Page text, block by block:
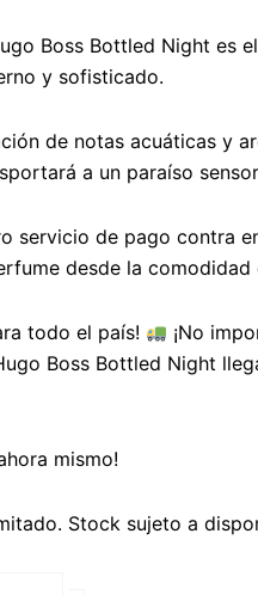
Boss Bottled Night es
y sofisticado.
de notas acuáticas y
a un paraíso
servicio de pago contra
desde la comodidad
todo el país!
¡No
Boss Bottled Night
mismo!
Stock sujeto a